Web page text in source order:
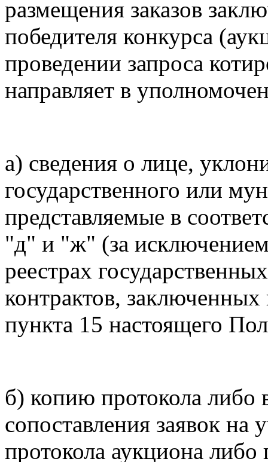
размещения заказов
победителя конкурса
проведении запроса
направляет в
а) сведения о лице,
государственного или
представляемые в
"д" и "ж" (за исключением
реестрах
контрактов,
пункта 15 настоящего
б) копию протокола либо
сопоставления заявок на
протокола аукциона либо